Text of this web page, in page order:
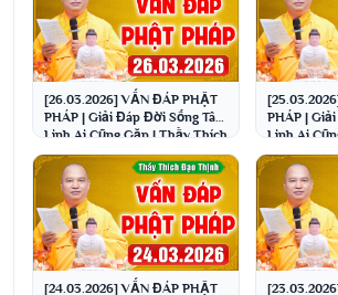
[26.03.2026] VẤN ĐÁP PHẬT
PHÁP | Giải Đáp Đời Sống Tâm
Linh Ai Cũng Gặp | Thầy Thích
Đạo Thịnh
PHÁP |
Linh Ai
Đạo Thịnh
[24.03.2026] VẤN ĐÁP PHẬT